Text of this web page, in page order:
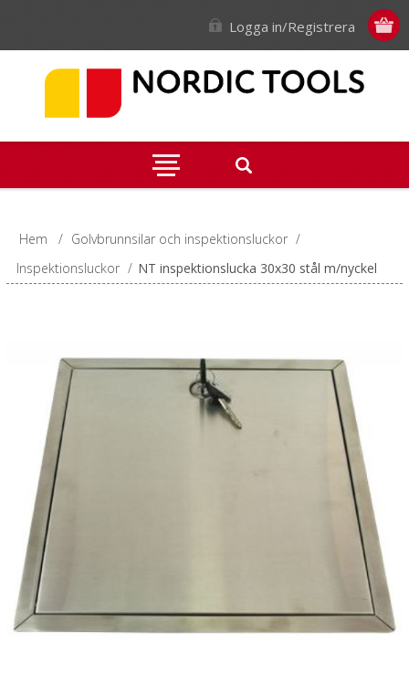
Logga in/Registrera
Hem / Golvbrunnsilar och inspektionsluckor /
Inspektionsluckor / NT inspektionslucka 30x30 stål m/nyckel